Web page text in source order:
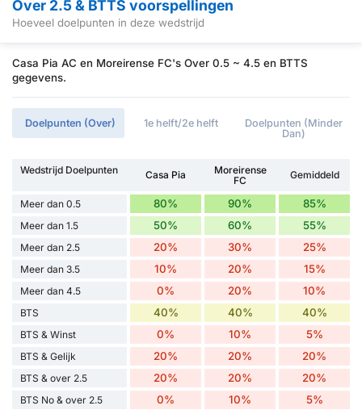
Over 2.5 & BTTS voorspellingen
Hoeveel doelpunten in deze wedstrijd
Casa Pia AC en Moreirense FC's Over 0.5 ~ 4.5 en BTTS
gegevens.
Doelpunten (Over) 1e helft/2e helft
Doelpunten (Minder
Dan)
Wedstrijd Doelpunten Casa Pia
Moreirense
FC
Gemiddeld
Meer dan 0.5 80% 90% 85%
Meer dan 1.5 50% 60% 55%
Meer dan 2.5 20% 30% 25%
Meer dan 3.5 10% 20% 15%
Meer dan 4.5 0% 20% 10%
BTS 40% 40% 40%
BTS & Winst 0% 10% 5%
BTS & Gelijk 20% 20% 20%
BTS & over 2.5 20% 20% 20%
BTS No & over 2.5 0% 10% 5%